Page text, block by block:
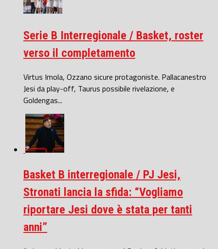
Serie B Interregionale / Basket, roster
verso il completamento
Virtus Imola, Ozzano sicure protagoniste. Pallacanestro
Jesi da play-off, Taurus possibile rivelazione, e
Goldengas...
Basket B interregionale / PJ Jesi,
Stronati lancia la sfida: “Vogliamo
riportare Jesi dove è stata per tanti
anni”